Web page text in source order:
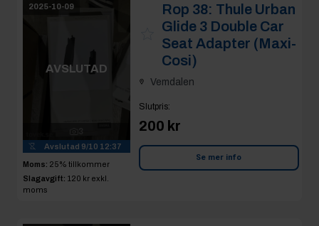
2025-10-09
AVSLUTAD
Avslutad 9/10 12:37
Moms: 25% tillkommer
Slagavgift: 120 kr exkl.
moms
Rop 38: Thule Urban
Glide 3 Double Car
Seat Adapter (Maxi-
Cosi)
Vemdalen
Slutpris:
200 kr
Se mer info